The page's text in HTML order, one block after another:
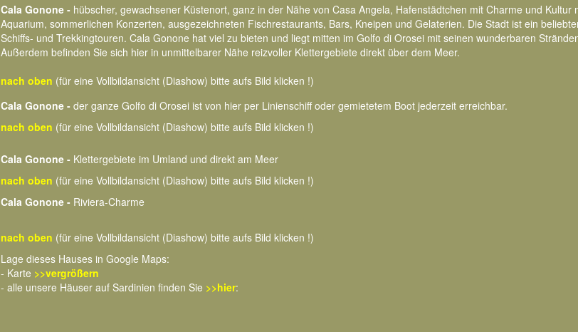
Cala Gonone - hübscher, gewachsener Küstenort, ganz in der Nähe von Casa Angela, Hafenstädtchen mit Charme und Kultur
Aquarium, sommerlichen Konzerten, ausgezeichneten Fischrestaurants, Bars, Kneipen und Gelaterien. Die Stadt ist ein
Schiffs- und Trekkingtouren. Cala Gonone hat viel zu bieten und liegt mitten im Golfo di Orosei mit seinen wunderbaren
Außerdem befinden Sie sich hier in unmittelbarer Nähe reizvoller Klettergebiete direkt über dem Meer.
nach oben (für eine Vollbildansicht (Diashow) bitte aufs Bild klicken !)
Cala Gonone - der ganze Golfo di Orosei ist von hier per Linienschiff oder gemietetem Boot jederzeit erreichbar.
nach oben (für eine Vollbildansicht (Diashow) bitte aufs Bild klicken !)
Cala Gonone - Klettergebiete im Umland und direkt am Meer
nach oben (für eine Vollbildansicht (Diashow) bitte aufs Bild klicken !)
Cala Gonone - Riviera-Charme
nach oben (für eine Vollbildansicht (Diashow) bitte aufs Bild klicken !)
Lage dieses Hauses in Google Maps:
- Karte >>vergrößern
- alle unsere Häuser auf Sardinien finden Sie >>hier: